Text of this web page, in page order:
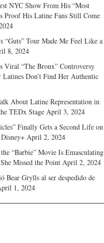
NYC Show From His “Most
Proof His Latine Fans Still Come
“Guts” Tour Made Me Feel Like a
8, 2024
Viral “The Bronx” Controversy
Latines Don’t Find Her Authentic
About Latine Representation in
TEDx Stage April 3, 2024
Finally Gets a Second Life on
April 2, 2024
“Barbie” Movie Is Emasculating
Missed the Point April 2, 2024
Bear Grylls al ser despedido de
1, 2024